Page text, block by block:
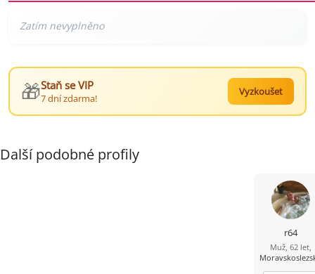
🎁Staň se VIP
7 dní zdarma!
Vyzkoušet
Další podobné profily
r64
Muž, 62 let,